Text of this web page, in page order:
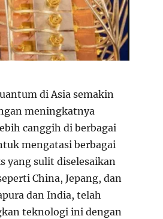
di Asia semakin
meningkatnya
canggih di berbagai
mengatasi berbagai
yang sulit diselesaikan
China, Jepang, dan
dan India, telah
teknologi ini dengan